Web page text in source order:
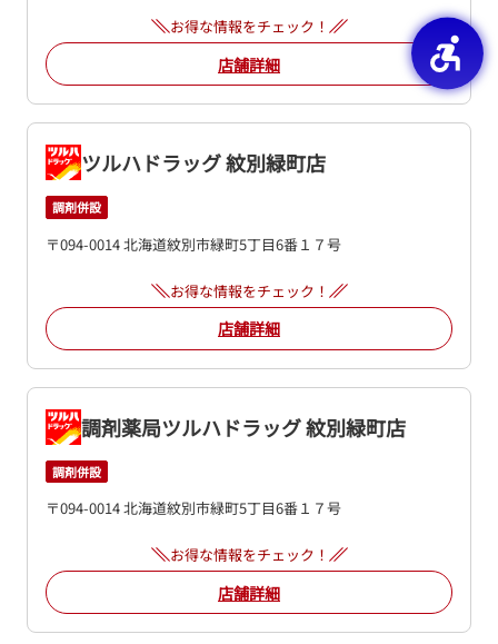
お得な情報をチェック！
店舗詳細
ツルハドラッグ 紋別緑町店
調剤併設
〒094-0014 北海道紋別市緑町5丁目6番１７号
お得な情報をチェック！
店舗詳細
調剤薬局ツルハドラッグ 紋別緑町店
調剤併設
〒094-0014 北海道紋別市緑町5丁目6番１７号
お得な情報をチェック！
店舗詳細